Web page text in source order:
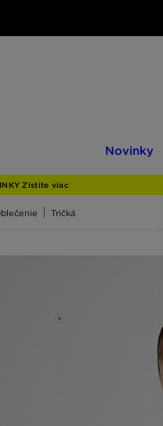
Novinky
Zistite viac
Tričká